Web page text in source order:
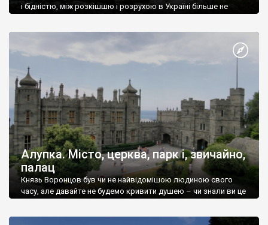
і бідністю, між розкішшю і розрухою в Україні більше не
Алупка. Місто, церква, парк і, звичайно,
палац
Князь Воронцов був чи не найвідомішою людиною свого
часу, але давайте не будемо кривити душею – чи знали ви це